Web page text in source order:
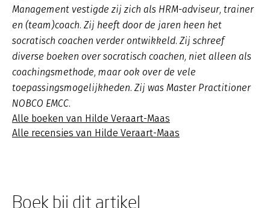
Management vestigde zij zich als HRM-adviseur, trainer
en (team)coach. Zij heeft door de jaren heen het
socratisch coachen verder ontwikkeld. Zij schreef
diverse boeken over socratisch coachen, niet alleen als
coachingsmethode, maar ook over de vele
toepassingsmogelijkheden. Zij was Master Practitioner
NOBCO EMCC.
Alle boeken van Hilde Veraart-Maas
Alle recensies van Hilde Veraart-Maas
Boek bij dit artikel